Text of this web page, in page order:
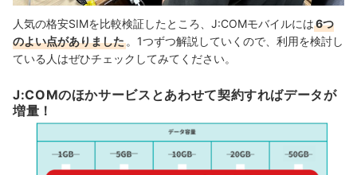
人気の格安SIMを比較検証したところ、J:COMモバイルには6つ
のよい点がありました 。1つずつ解説していくので、利用を検討し
ている人はぜひチェックしてみてください。
J:COMのほかサービスとあわせて契約すればデータが
増量！